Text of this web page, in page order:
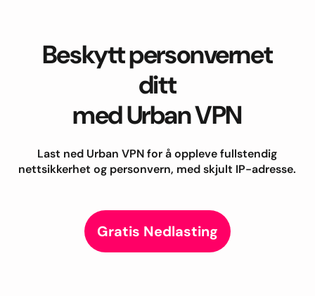
Beskytt personvernet
ditt
med Urban VPN
Last ned Urban VPN for å oppleve fullstendig
nettsikkerhet og personvern, med skjult IP-adresse.
Gratis Nedlasting